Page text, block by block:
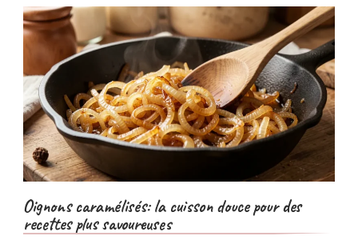
Oignons caramélisés: la cuisson douce pour des
recettes plus savoureuses